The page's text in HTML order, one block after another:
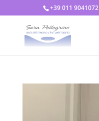
+39 011 9041072